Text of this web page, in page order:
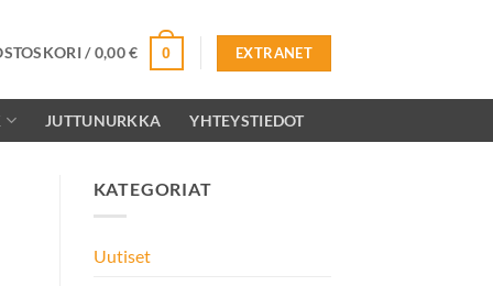
/0,00€ 0 EXTRANET
JUTTUNURKKA YHTEYSTIEDOT
KATEGORIAT
Uutiset